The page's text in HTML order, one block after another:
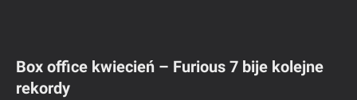
Box office kwiecień – Furious 7 bije kolejne
rekordy